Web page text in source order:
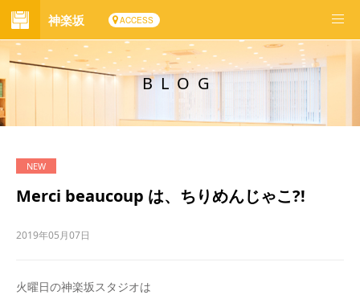
神楽坂 ACCESS
BLOG
Merci beaucoup は、ちりめんじゃこ?!
2019年05月07日
火曜日の神楽坂スタジオは